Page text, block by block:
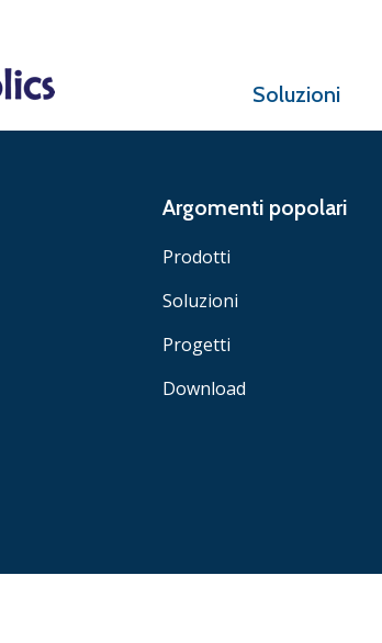
Soluzioni
Argomenti popolari
Prodotti
Soluzioni
Progetti
Download